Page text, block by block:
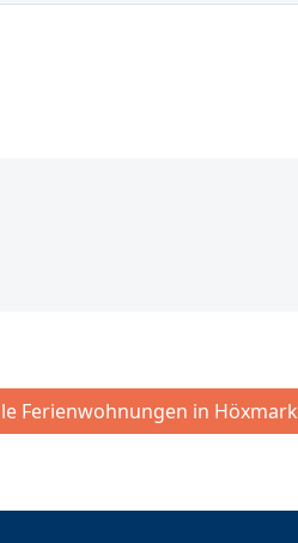
Ferienwohnungen in Höxmark